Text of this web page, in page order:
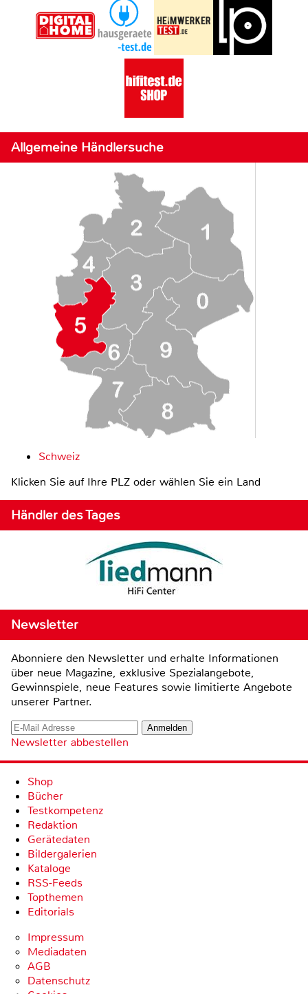
Allgemeine Händlersuche
Schweiz
Klicken Sie auf Ihre PLZ oder wählen Sie ein Land
Händler des Tages
Newsletter
Abonniere den Newsletter und erhalte Informationen
über neue Magazine, exklusive Spezialangebote,
Gewinnspiele, neue Features sowie limitierte Angebote
unserer Partner.
Newsletter abbestellen
Shop
Bücher
Testkompetenz
Redaktion
Gerätedaten
Bildergalerien
Kataloge
RSS-Feeds
Topthemen
Editorials
Impressum
Mediadaten
AGB
Datenschutz